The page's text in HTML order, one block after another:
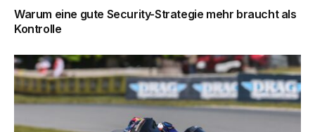
Warum eine gute Security-Strategie mehr braucht als
Kontrolle